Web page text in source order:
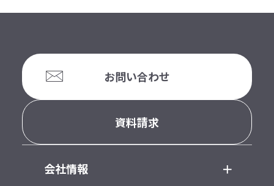
お問い合わせ
資料請求
会社情報